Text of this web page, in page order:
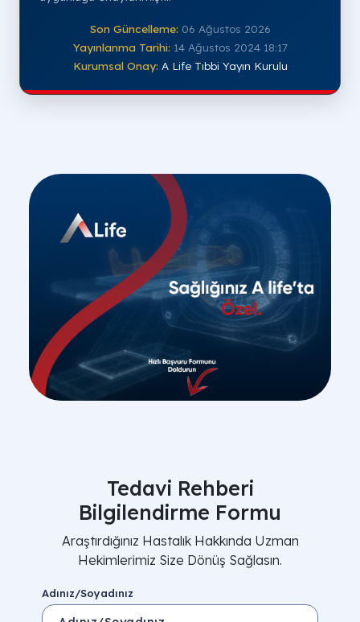
Son Güncelleme: 06 Ağustos 2026
Yayınlanma Tarihi: 14 Ağustos 2024 18:17
Kurumsal Onay: A Life Tıbbi Yayın Kurulu
Tedavi Rehberi
Bilgilendirme Formu
Araştırdığınız Hastalık Hakkında Uzman
Hekimlerimiz Size Dönüş Sağlasın.
Adınız/Soyadınız